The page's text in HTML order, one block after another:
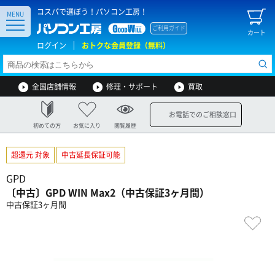
コスパで選ぼう！パソコン工房！
カート
ご利用ガイド
ログイン おトクな会員登録（無料）
MENU
全国店舗情報 修理・サポート 買取
初めての方 お気に入り 閲覧履歴
お電話でのご相談窓口
超還元 対象 中古延長保証可能
GPD
〔中古〕GPD WIN Max2（中古保証3ヶ月間）
中古保証3ヶ月間